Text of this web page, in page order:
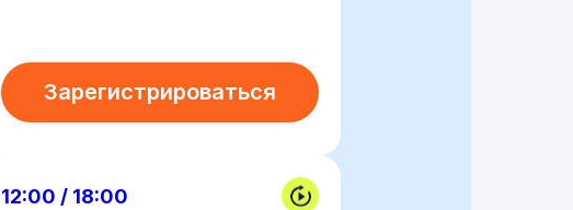
Зарегистрироваться
12:00 / 18:00